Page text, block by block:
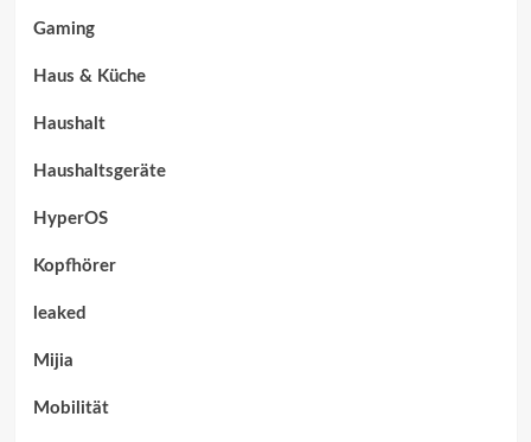
Gaming
Haus & Küche
Haushalt
Haushaltsgeräte
HyperOS
Kopfhörer
leaked
Mijia
Mobilität